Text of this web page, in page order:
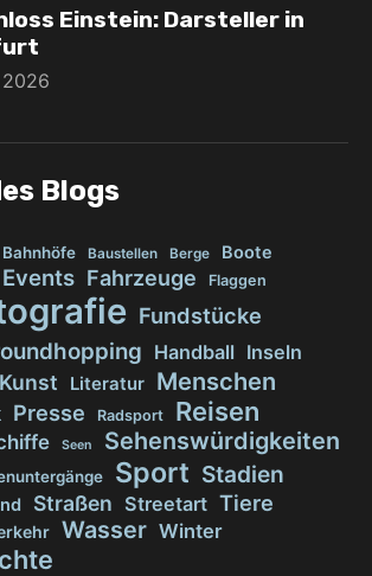
Einstein: Darsteller in
Blogs
Bahnhöfe Baustellen Berge Boote
Events Fahrzeuge Flaggen
Fundstücke
Handball Inseln
Kunst Literatur Menschen
Presse Radsport Reisen
Seen Sehenswürdigkeiten
Sport Stadien
Straßen Streetart Tiere
Wasser Winter